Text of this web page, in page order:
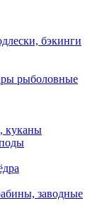
бэкинги
рыболовные
куканы
заводные